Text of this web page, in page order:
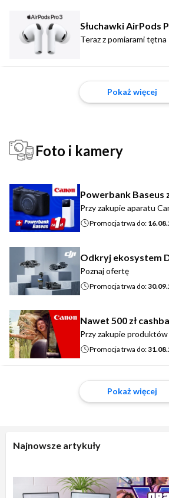
Słuchawki AirPods
Teraz z pomiarami tętna
Pokaż więcej
Foto i kamery
Powerbank Baseus
Przy zakupie aparatu
Promocja trwa do:
Odkryj ekosystem
Poznaj ofertę
Promocja trwa do:
Nawet 500 zł
Przy zakupie produktów
Promocja trwa do:
Pokaż więcej
Najnowsze artykuły